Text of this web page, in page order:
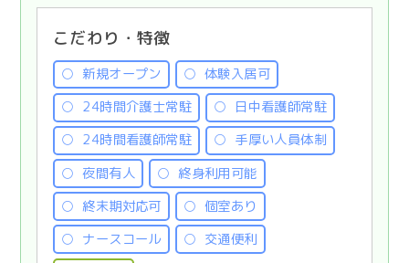
こだわり・特徴
新規オープン
体験入居可
24時間介護士常駐
日中看護師常駐
24時間看護師常駐
手厚い人員体制
夜間有人
終身利用可能
終末期対応可
個室あり
ナースコール
交通便利